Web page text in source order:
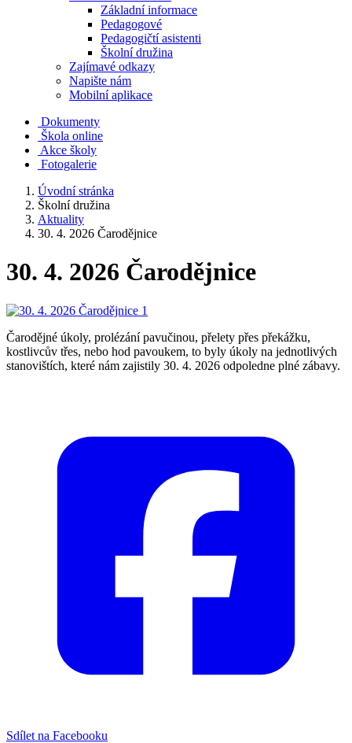
Základní informace
Pedagogové
Pedagogičtí asistenti
Školní družina
Zajímavé odkazy
Napište nám
Mobilní aplikace
Dokumenty
Škola online
Akce školy
Fotogalerie
Úvodní stránka
Školní družina
Aktuality
30. 4. 2026 Čarodějnice
30. 4. 2026 Čarodějnice
Čarodějné úkoly, prolézání pavučinou, přelety přes překážku,
kostlivcův třes, nebo hod pavoukem, to byly úkoly na jednotlivých
stanovištích, které nám zajistily 30. 4. 2026 odpoledne plné zábavy.
Sdílet na Facebooku